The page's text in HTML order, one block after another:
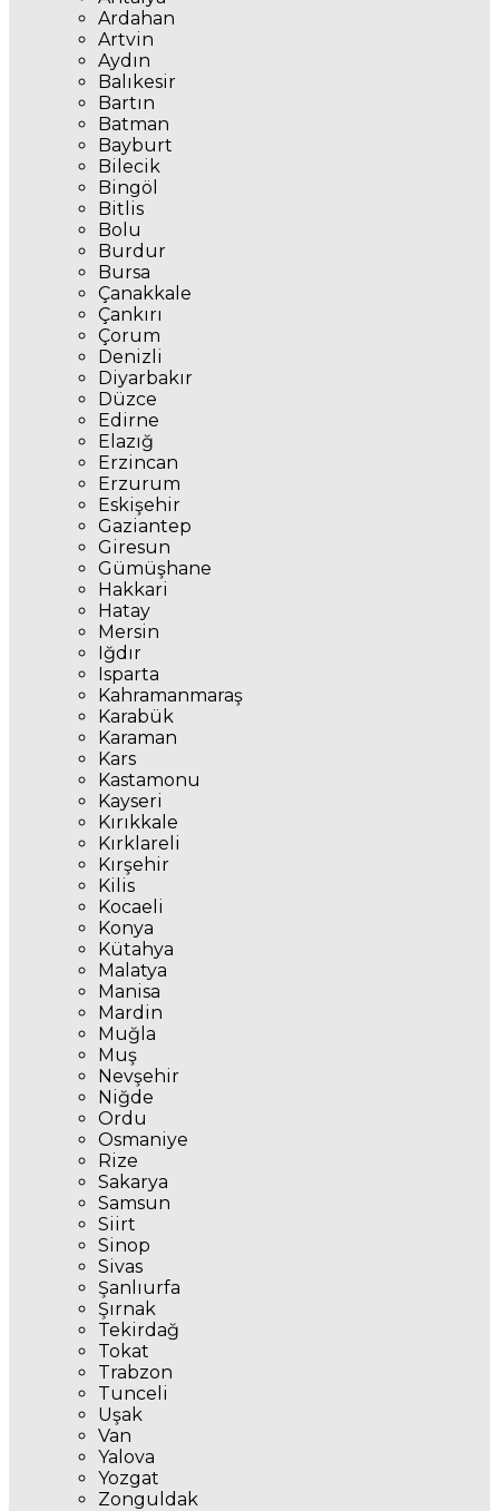
Ardahan
Artvin
Aydın
Balıkesir
Bartın
Batman
Bayburt
Bilecik
Bingöl
Bitlis
Bolu
Burdur
Bursa
Çanakkale
Çankırı
Çorum
Denizli
Diyarbakır
Düzce
Edirne
Elazığ
Erzincan
Erzurum
Eskişehir
Gaziantep
Giresun
Gümüşhane
Hakkari
Hatay
Mersin
Iğdır
Isparta
Kahramanmaraş
Karabük
Karaman
Kars
Kastamonu
Kayseri
Kırıkkale
Kırklareli
Kırşehir
Kilis
Kocaeli
Konya
Kütahya
Malatya
Manisa
Mardin
Muğla
Muş
Nevşehir
Niğde
Ordu
Osmaniye
Rize
Sakarya
Samsun
Siirt
Sinop
Sivas
Şanlıurfa
Şırnak
Tekirdağ
Tokat
Trabzon
Tunceli
Uşak
Van
Yalova
Yozgat
Zonguldak